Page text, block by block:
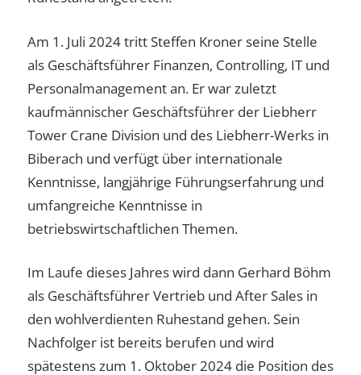
Am 1. Juli 2024 tritt Steffen Kroner seine Stelle
als Geschäftsführer Finanzen, Controlling, IT und
Personalmanagement an. Er war zuletzt
kaufmännischer Geschäftsführer der Liebherr
Tower Crane Division und des Liebherr-Werks in
Biberach und verfügt über internationale
Kenntnisse, langjährige Führungserfahrung und
umfangreiche Kenntnisse in
betriebswirtschaftlichen Themen.
Im Laufe dieses Jahres wird dann Gerhard Böhm
als Geschäftsführer Vertrieb und After Sales in
den wohlverdienten Ruhestand gehen. Sein
Nachfolger ist bereits berufen und wird
spätestens zum 1. Oktober 2024 die Position des